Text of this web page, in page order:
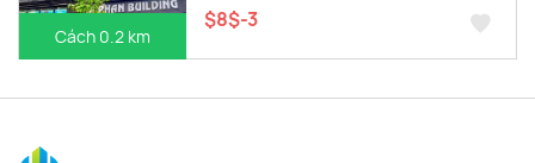
Cách 0.2 km
$8$-3